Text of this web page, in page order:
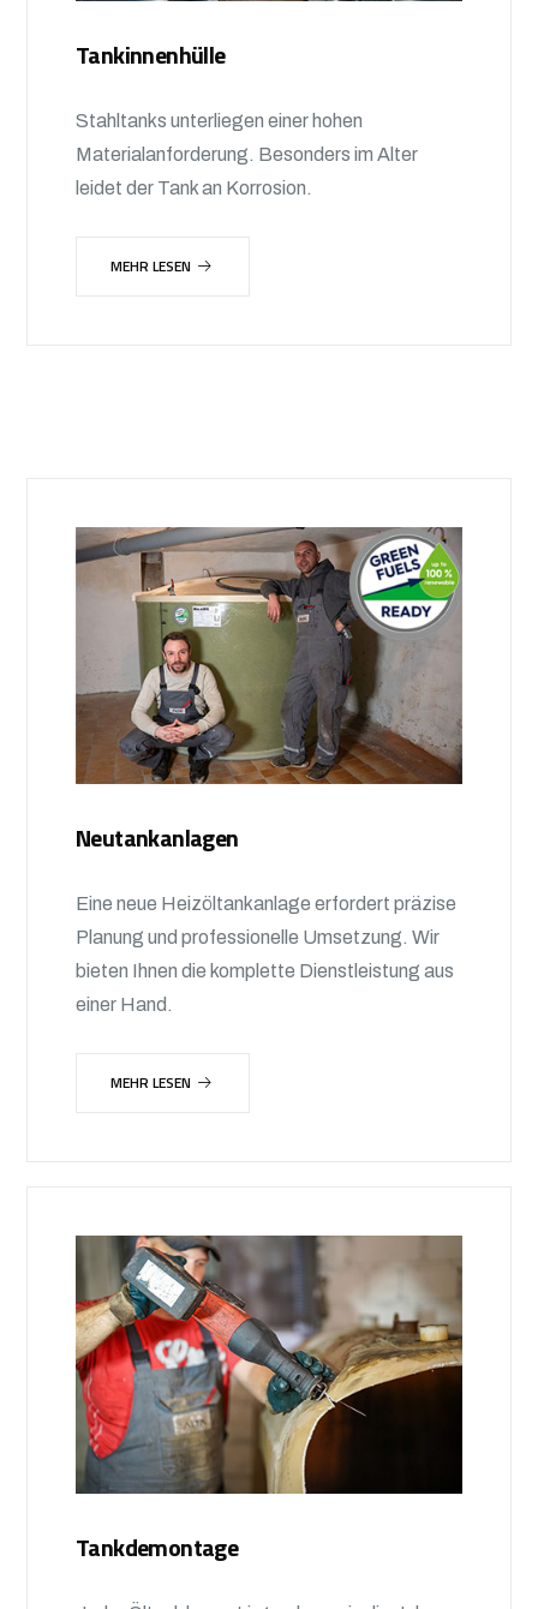
Tankinnenhülle
Stahltanks unterliegen einer hohen
Materialanforderung. Besonders im Alter
leidet der Tank an Korrosion.
MEHR LESEN
Neutankanlagen
Eine neue Heizöltankanlage erfordert präzise
Planung und professionelle Umsetzung. Wir
bieten Ihnen die komplette Dienstleistung aus
einer Hand.
MEHR LESEN
Tankdemontage